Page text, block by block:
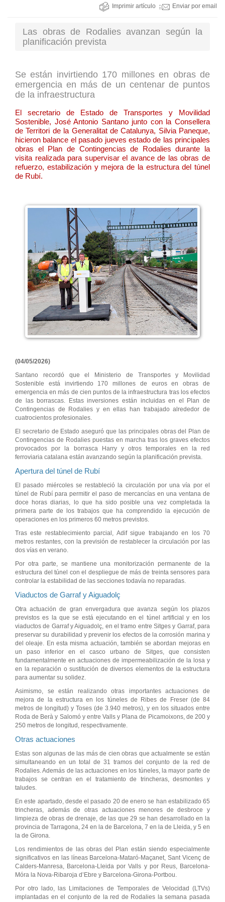
Imprimir artículo Enviar por email
Las obras de Rodalies avanzan según la
planificación prevista
Se están invirtiendo 170 millones en obras de
emergencia en más de un centenar de puntos
de la infraestructura
El secretario de Estado de Transportes y Movilidad
Sostenible, José Antonio Santano junto con la Consellera
de Territori de la Generalitat de Catalunya, Silvia Paneque,
hicieron balance el pasado jueves estado de las principales
obras el Plan de Contingencias de Rodalies durante la
visita realizada para supervisar el avance de las obras de
refuerzo, estabilización y mejora de la estructura del túnel
de Rubí.
(04/05/2026)
Santano recordó que el Ministerio de Transportes y Movilidad
Sostenible está invirtiendo 170 millones de euros en obras de
emergencia en más de cien puntos de la infraestructura tras los efectos
de las borrascas. Estas inversiones están incluidas en el Plan de
Contingencias de Rodalies y en ellas han trabajado alrededor de
cuatrocientos profesionales.
El secretario de Estado aseguró que las principales obras del Plan de
Contingencias de Rodalies puestas en marcha tras los graves efectos
provocados por la borrasca Harry y otros temporales en la red
ferroviaria catalana están avanzando según la planificación prevista.
Apertura del túnel de Rubí
El pasado miércoles se restableció la circulación por una vía por el
túnel de Rubí para permitir el paso de mercancías en una ventana de
doce horas diarias, lo que ha sido posible una vez completada la
primera parte de los trabajos que ha comprendido la ejecución de
operaciones en los primeros 60 metros previstos.
Tras este restablecimiento parcial, Adif sigue trabajando en los 70
metros restantes, con la previsión de restablecer la circulación por las
dos vías en verano.
Por otra parte, se mantiene una monitorización permanente de la
estructura del túnel con el despliegue de más de treinta sensores para
controlar la estabilidad de las secciones todavía no reparadas.
Viaductos de Garraf y Aiguadolç
Otra actuación de gran envergadura que avanza según los plazos
previstos es la que se está ejecutando en el túnel artificial y en los
viaductos de Garraf y Aiguadolç, en el tramo entre Sitges y Garraf, para
preservar su durabilidad y prevenir los efectos de la corrosión marina y
del oleaje. En esta misma actuación, también se abordan mejoras en
un paso inferior en el casco urbano de Sitges, que consisten
fundamentalmente en actuaciones de impermeabilización de la losa y
en la reparación o sustitución de diversos elementos de la estructura
para aumentar su solidez.
Asimismo, se están realizando otras importantes actuaciones de
mejora de la estructura en los túneles de Ribes de Freser (de 84
metros de longitud) y Toses (de 3.940 metros), y en los situados entre
Roda de Berà y Salomó y entre Valls y Plana de Picamoixons, de 200 y
250 metros de longitud, respectivamente.
Otras actuaciones
Estas son algunas de las más de cien obras que actualmente se están
simultaneando en un total de 31 tramos del conjunto de la red de
Rodalies. Además de las actuaciones en los túneles, la mayor parte de
trabajos se centran en el tratamiento de trincheras, desmontes y
taludes.
En este apartado, desde el pasado 20 de enero se han estabilizado 65
trincheras, además de otras actuaciones menores de desbroce y
limpieza de obras de drenaje, de las que 29 se han desarrollado en la
provincia de Tarragona, 24 en la de Barcelona, 7 en la de Lleida, y 5 en
la de Girona.
Los rendimientos de las obras del Plan están siendo especialmente
significativos en las líneas Barcelona-Mataró-Maçanet, Sant Vicenç de
Calders-Manresa, Barcelona-Lleida por Valls y por Reus, Barcelona-
Móra la Nova-Ribaroja d’Ebre y Barcelona-Girona-Portbou.
Por otro lado, las Limitaciones de Temporales de Velocidad (LTVs)
implantadas en el conjunto de la red de Rodalies la semana pasada